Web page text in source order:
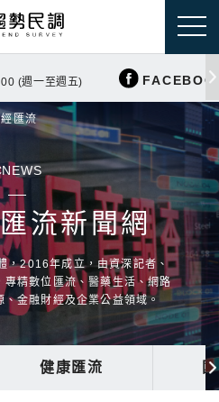
(週一至週五)
匯流
流新聞網
，2016年成立，由資深記者、
專精數位匯流、醫藥生活、網路
金融財經及企業公益領域。
健康匯流